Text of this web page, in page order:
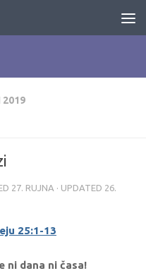
2019
27. RUJNA · UPDATED 26.
25:1-13
ni dana ni časa!